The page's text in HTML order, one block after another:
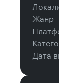
Жанр
Дата